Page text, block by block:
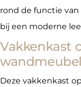
rond de functie
bij een moderne
Vakkenkast
wandmeubel
Deze vakkenkast